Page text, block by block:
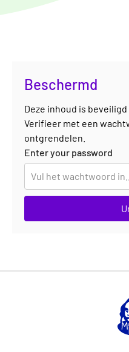
Beschermd
Deze inhoud is
Verifieer met een
ontgrendelen.
Enter your password